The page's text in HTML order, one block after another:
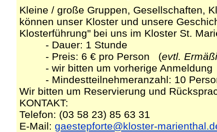
Kleine / große Gruppen, Gesellschaften,
können unser Kloster und unsere
Klosterführung" bei uns im Kloster St.
- Dauer: 1 Stunde
- Preis: 6 € pro Person (evtl.
- wir bitten um vorherige Anmeldung
- Mindestteilnehmeranzahl: 10
Wir bitten um Reservierung und
KONTAKT:
Telefon: (03 58 23) 85 63 31
E-Mail: gaestepforte@kloster-